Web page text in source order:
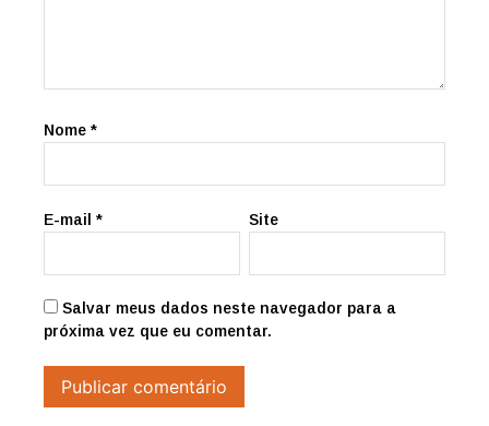
Nome *
E-mail * Site
Salvar meus dados neste navegador para a
próxima vez que eu comentar.